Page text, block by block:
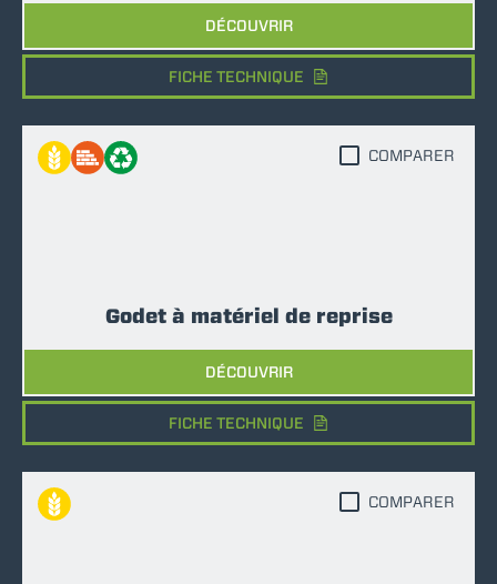
DÉCOUVRIR
FICHE TECHNIQUE
Godet à matériel de reprise
DÉCOUVRIR
COMPARER
FICHE TECHNIQUE
COMPARER